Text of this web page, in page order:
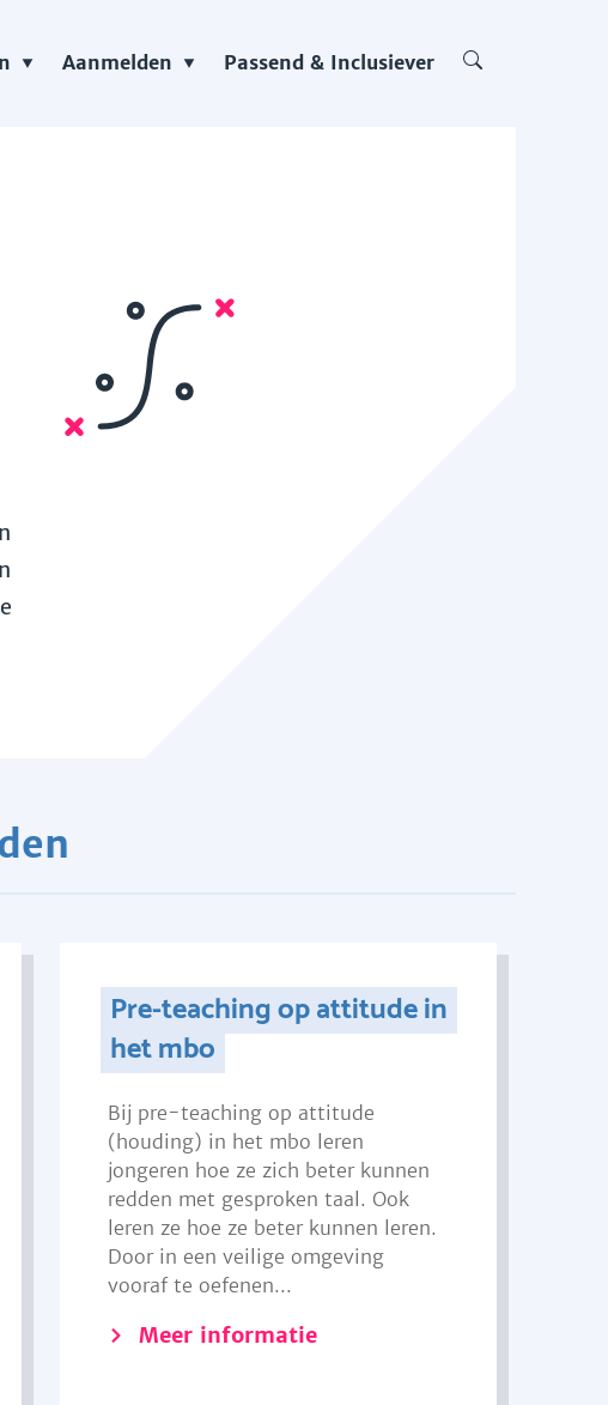
Aanmelden Passend & Inclusiever
Pre-teaching op attitude in
het mbo
Bij pre-teaching op attitude
(houding) in het mbo leren
jongeren hoe ze zich beter kunnen
redden met gesproken taal. Ook
leren ze hoe ze beter kunnen leren.
Door in een veilige omgeving
vooraf te oefenen...
Meer informatie